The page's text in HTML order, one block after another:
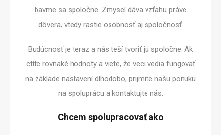
bavme sa spoločne. Zmysel dáva vzťahu práve
dôvera, vtedy rastie osobnosť aj spoločnosť.
Budúcnosť je teraz a nás teší tvoriť ju spoločne. Ak
ctíte rovnaké hodnoty a viete, že veci vedia fungovať
na základe nastavení dlhodobo, prijmite našu ponuku
na spoluprácu a kontaktujte nás.
Chcem spolupracovať ako